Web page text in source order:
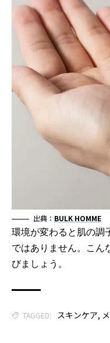
出典： BULK HOMME
環境が変わると肌の調
ではありません。こん
びましょう。
TAGGED: スキンケア,